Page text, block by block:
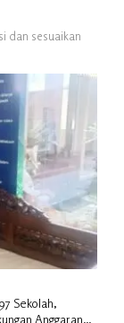
dan sesuaikan
Sekolah,
Anggaran